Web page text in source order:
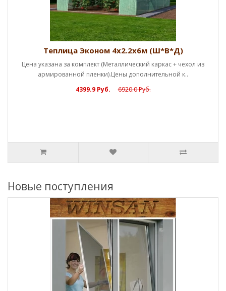
Теплица Эконом 4х2.2х6м (Ш*В*Д)
Цена указана за комплект (Металлический каркас + чехол из
армированной пленки).Цены дополнительной к..
4399.9 Руб.
6920.0 Руб.
Новые поступления